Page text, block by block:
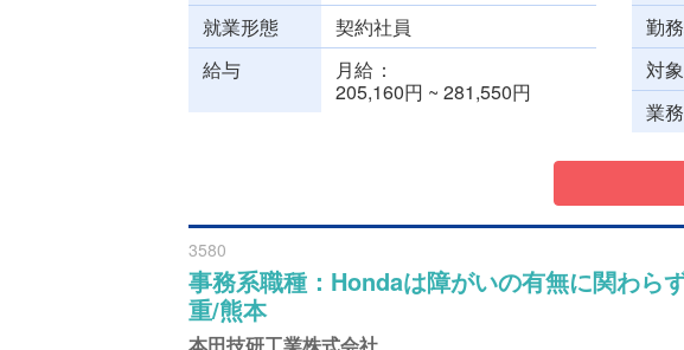
就業形態
契約社員
給与
月給
205,160円 ~ 281,550円
勤
対象
業
3580
事務系職種：Hondaは障がいの有無に関わら
重/熊本